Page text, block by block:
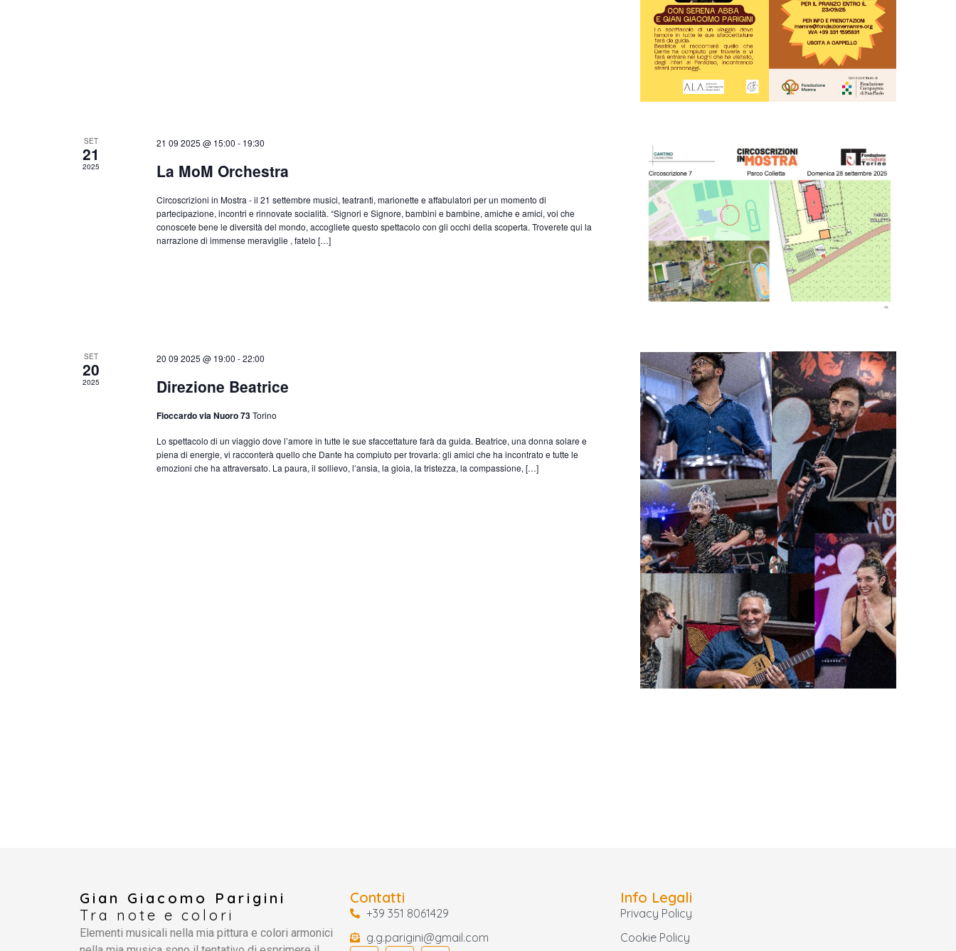
SET
21
2025
21 09 2025 @ 15:00 - 19:30
La MoM Orchestra
Circoscrizioni in Mostra - il 21 settembre musici, teatranti, marionette e affabulatori per un momento di
partecipazione, incontri e rinnovate socialità. “Signori e Signore, bambini e bambine, amiche e amici, voi che
conoscete bene le diversità del mondo, accogliete questo spettacolo con gli occhi della scoperta. Troverete qui la
narrazione di immense meraviglie , fatelo […]
SET
20
2025
20 09 2025 @ 19:00 -22:00
Direzione Beatrice
Fioccardo via Nuoro 73Torino
Lo spettacolo di un viaggio dove l’amore in tutte le sue sfaccettature farà da guida. Beatrice, una donna solare e
piena di energie, vi racconterà quello che Dante ha compiuto per trovarla: gli amici che ha incontrato e tutte le
emozioni che ha attraversato. La paura, il sollievo, l’ansia, la gioia, la tristezza, la compassione, […]
Gian Giacomo Parigini
Tra note e colori
Elementi musicali nella mia pittura e colori armonici
Contatti
+39 351 8061429
g.g.parigini@gmail.com
Info Legali
Privacy Policy
Cookie Policy